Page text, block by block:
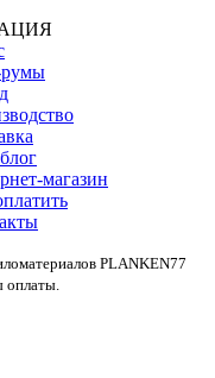
магазин
PLANKEN77
оплаты.